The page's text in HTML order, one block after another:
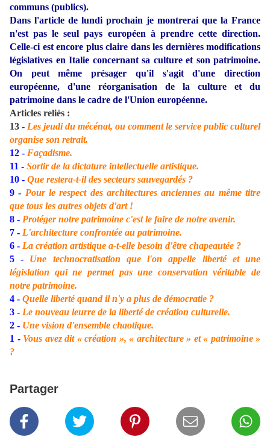
communs (publics).
Dans l'article de lundi prochain je montrerai que la France
n'est pas le seul pays européen à prendre cette direction.
Celle-ci est encore plus claire dans les dernières modifications
législatives en Italie concernant sa culture et son patrimoine.
On peut même présager qu'il s'agit d'une direction
européenne, d'une réorganisation de la culture et du
patrimoine dans le cadre de l'Union européenne.
Articles reliés :
13 - Les jeudi du mécénat, ou comment le service public culturel
organise son retrait.
12 - Façadisme.
11 - Sortir de la dictature intellectuelle artistique.
10 - Que restera-t-il des secteurs sauvegardés ?
9 - Pour le respect des architectures anciennes au même titre
que tous les autres objets d'art !
8 - Protéger notre patrimoine c'est le faire de notre avenir.
7 - L'architecture confrontée au patrimoine.
6 - La création artistique a-t-elle besoin d'être chapeautée ?
5 - Une technocratisation que l'on appelle liberté et une
législation qui ne permet pas une conservation véritable de
notre patrimoine.
4 - Quelle liberté quand il n'y a plus de démocratie ?
3 - Le nouveau leurre de la liberté de création culturelle.
2 - Une vision d'ensemble chaotique.
1 - Vous avez dit « création », « architecture » et « patrimoine »
?
Partager